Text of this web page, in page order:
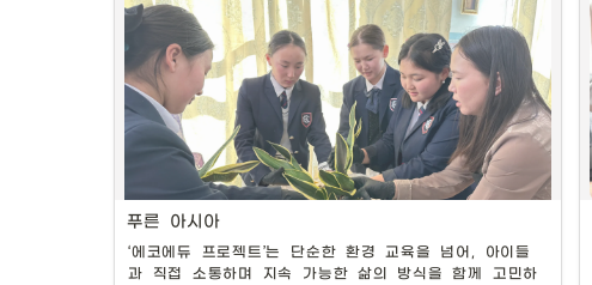
푸른 아시아
‘에코에듀 프로젝트’는 단순한 환경 교육을 넘어, 아이들
과 직접 소통하며 지속 가능한 삶의 방식을 함께 고민하